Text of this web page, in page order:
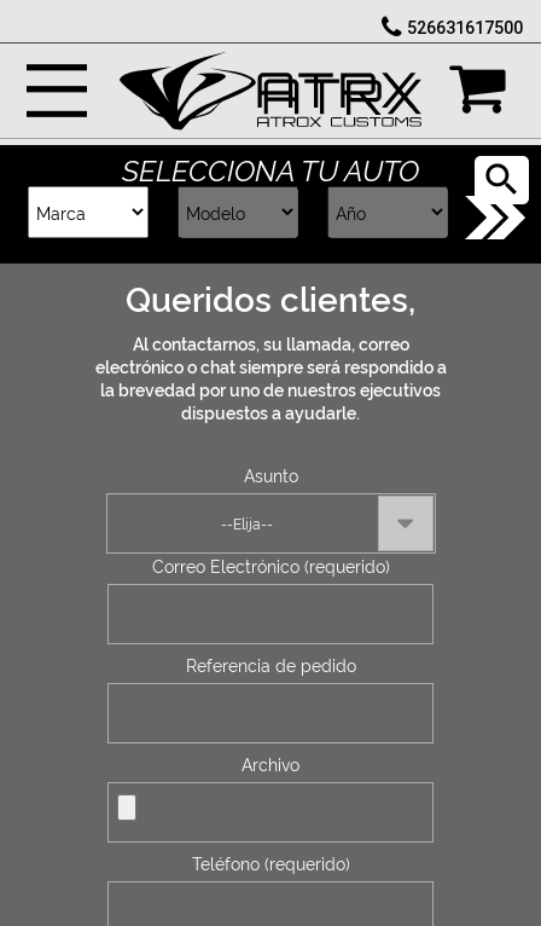
Marcas
Reputación
Cotizador
Contacto
Rastreo-
526631617500
SELECCIONA TU AUTO
Queridos clientes,
Al contactarnos, su llamada, correo
electrónico o chat siempre será respondido a
la brevedad por uno de nuestros ejecutivos
dispuestos a ayudarle.
Asunto
--Elija--
Correo Electrónico (requerido)
Referencia de pedido
Archivo
Teléfono (requerido)
RICARDO desde TIJUANA compró
Fascia Frontal Parilla Conversion M3 BMW F30 2012 - 2019
Total: $ 11,990.00
Hace 29 days ago